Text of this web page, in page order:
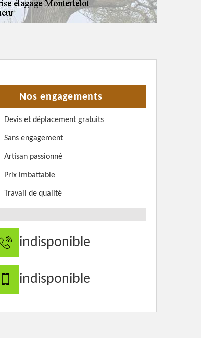
Nos engagements
Devis et déplacement gratuits
Sans engagement
Artisan passionné
Prix imbattable
Travail de qualité
indisponible
indisponible